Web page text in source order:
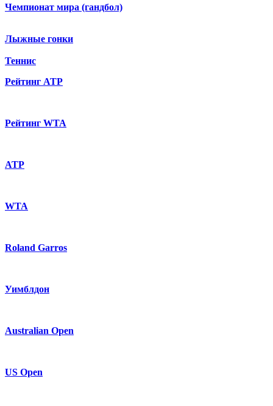
Чемпионат мира (гандбол)
Лыжные гонки
Теннис
Рейтинг ATP
Рейтинг WTA
ATP
WTA
Roland Garros
Уимблдон
Australian Open
US Open